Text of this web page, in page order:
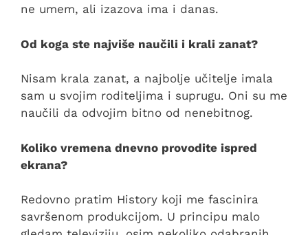
ne umem, ali izazova ima i danas.
Od koga ste najviše naučili i krali zanat?
Nisam krala zanat, a najbolje učitelje imala
sam u svojim roditeljima i suprugu. Oni su me
naučili da odvojim bitno od nenebitnog.
Koliko vremena dnevno provodite ispred
ekrana?
Redovno pratim History koji me fascinira
savršenom produkcijom. U principu malo